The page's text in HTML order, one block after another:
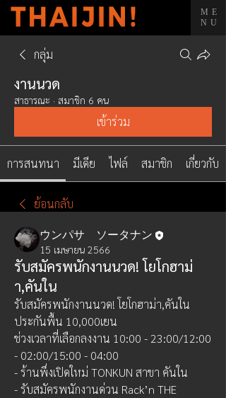
ME
NU
กลุ่ม
งานนวด
สาธารณะ · สมาชิก 6 คน
เข้าร่วม
การสนทนา มีเดีย ไฟล์ สมาชิก เกี่ยวกับ
ย้อนกลับ
ウンパサ ソータナン
15 เมษายน 2566
รับสมัครพนักงานนวด! โยโกฮาม่
า,คันใน
รับสมัครพนักงานนวด! โยโกฮาม่า,คันใน
ประกันพื้น 10,000เยน
ช่วงเวลาที่เลือกลงงาน 10:00 - 23:00/12:00
- 02:00/15:00 - 04:00
- ร้านพึ่งเปิดใหม่ TONKUN สาขา คันใน
- รับสมัครพนักงานด่วน Rack’n THE